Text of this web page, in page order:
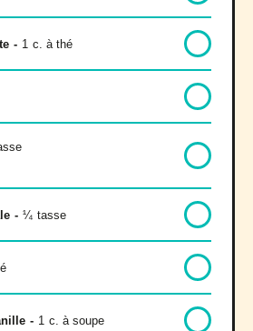
- 1 c. à thé
- ¼ tasse
- 1 c. à soupe